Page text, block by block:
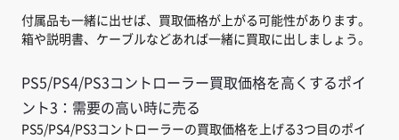
付属品も一緒に出せば、買取価格が上がる可能性があります。
箱や説明書、ケーブルなどあれば一緒に買取に出しましょう。
PS5/PS4/PS3コントローラー買取価格を高くするポイ
ント3：需要の高い時に売る
PS5/PS4/PS3コントローラーの買取価格を上げる3つ目のポイ